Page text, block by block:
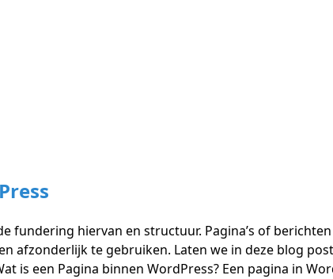
fundering hiervan en structuur. Pagina’s of
afzonderlijk te gebruiken. Laten we in deze blog
is een Pagina binnen WordPress? Een pagina in